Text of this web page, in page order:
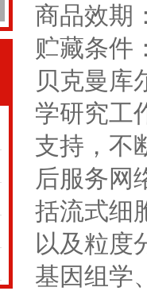
商品效期
贮藏条件
贝克曼库
学研究工
支持，不
后服务网
括流式细
以及粒度
基因组学